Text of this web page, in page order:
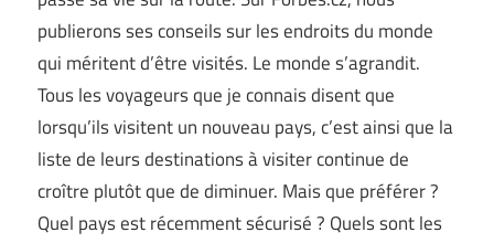
publierons ses conseils sur les endroits du monde
qui méritent d’être visités. Le monde s’agrandit.
Tous les voyageurs que je connais disent que
lorsqu’ils visitent un nouveau pays, c’est ainsi que la
liste de leurs destinations à visiter continue de
croître plutôt que de diminuer. Mais que préférer ?
Quel pays est récemment sécurisé ? Quels sont les